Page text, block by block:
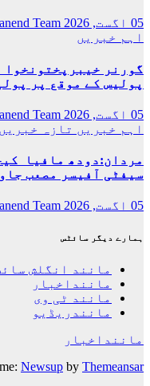
05 اگست, 2026
Team
اہم خبریں
گورنر خیبرپختونخوا
پولیس کے موقع پر
05 اگست, 2026
Team
اہم خبریں تازہ خبریں
مردان:دودھ مافیا
سیفٹی آفیسر مصعب
05 اگست, 2026 Team
ہمارے دیگر سائٹس
مانند انگلش
ماننداخبار
مانند ٹی وی
مانندریڈیو
ماننداخبار
Newsup by Themeansar